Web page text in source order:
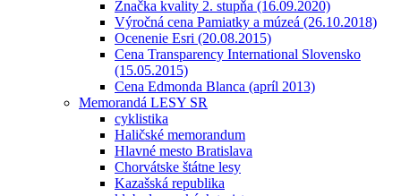
Značka kvality 2. stupňa (16.09.2020)
Výročná cena Pamiatky a múzeá (26.10.2018)
Ocenenie Esri (20.08.2015)
Cena Transparency International Slovensko
(15.05.2015)
Cena Edmonda Blanca (apríl 2013)
Memorandá LESY SR
cyklistika
Haličské memorandum
Hlavné mesto Bratislava
Chorvátske štátne lesy
Kazašská republika